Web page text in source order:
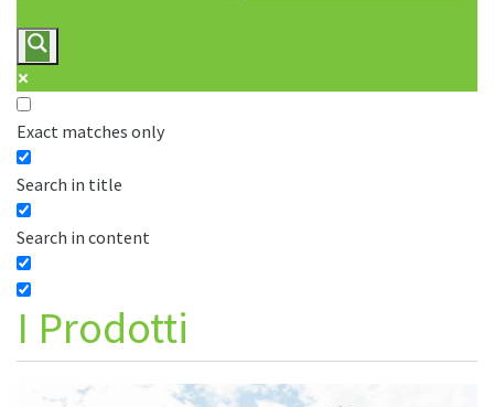
Exact matches only
Search in title
Search in content
I Prodotti